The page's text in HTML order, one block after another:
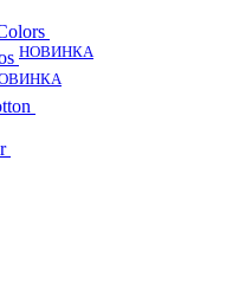
НОВИНКА